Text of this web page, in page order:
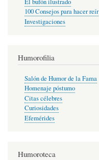
100 Consejos para hacer reír
Investigaciones
Humorofilia
Salón de Humor de la Fama
Homenaje póstumo
Citas célebres
Curiosidades
Efemérides
Humoroteca